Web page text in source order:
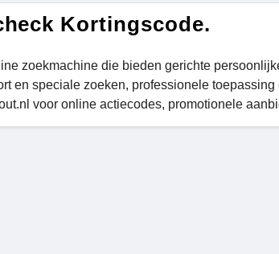
Kortingscode.
zoekmachine die bieden gerichte
en speciale zoeken, professionele
voor online actiecodes, promotionele